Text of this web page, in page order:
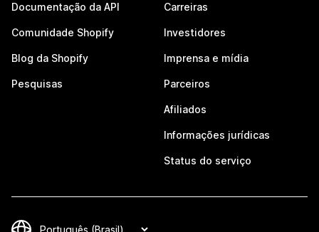
Documentação da API
Comunidade Shopify
Blog da Shopify
Pesquisas
Carreiras
Investidores
Imprensa e mídia
Parceiros
Afiliados
Informações jurídicas
Status do serviço